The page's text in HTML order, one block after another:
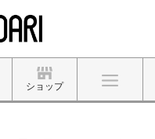
ショップ